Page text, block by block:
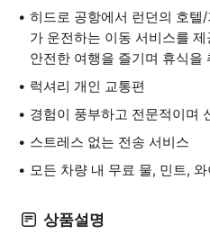
히드로 공항에서 런던의 호
가 운전하는 이동 서비스를
안전한 여행을 즐기며 휴식을
럭셔리 개인 교통편
경험이 풍부하고 전문적이며
스트레스 없는 전송 서비스
모든 차량 내 무료 물, 민트,
상품설명